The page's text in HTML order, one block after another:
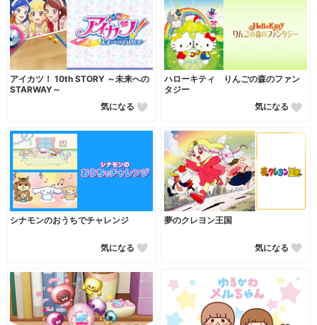
アイカツ！ 10th STORY ～未来への
STARWAY～
気になる
ハローキティ りんごの森のファン
タジー
気になる
シナモンのおうちでチャレンジ
気になる
夢のクレヨン王国
気になる